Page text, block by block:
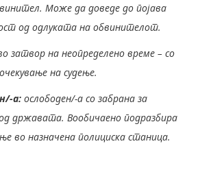
Може да доведе до појава
од одлуката на обвинителот.
затвор на неопределено време – со
на судење.
а: ослободен/-а со забрана за
државата. Вообичаено подразбира
во назначена полициска станица.